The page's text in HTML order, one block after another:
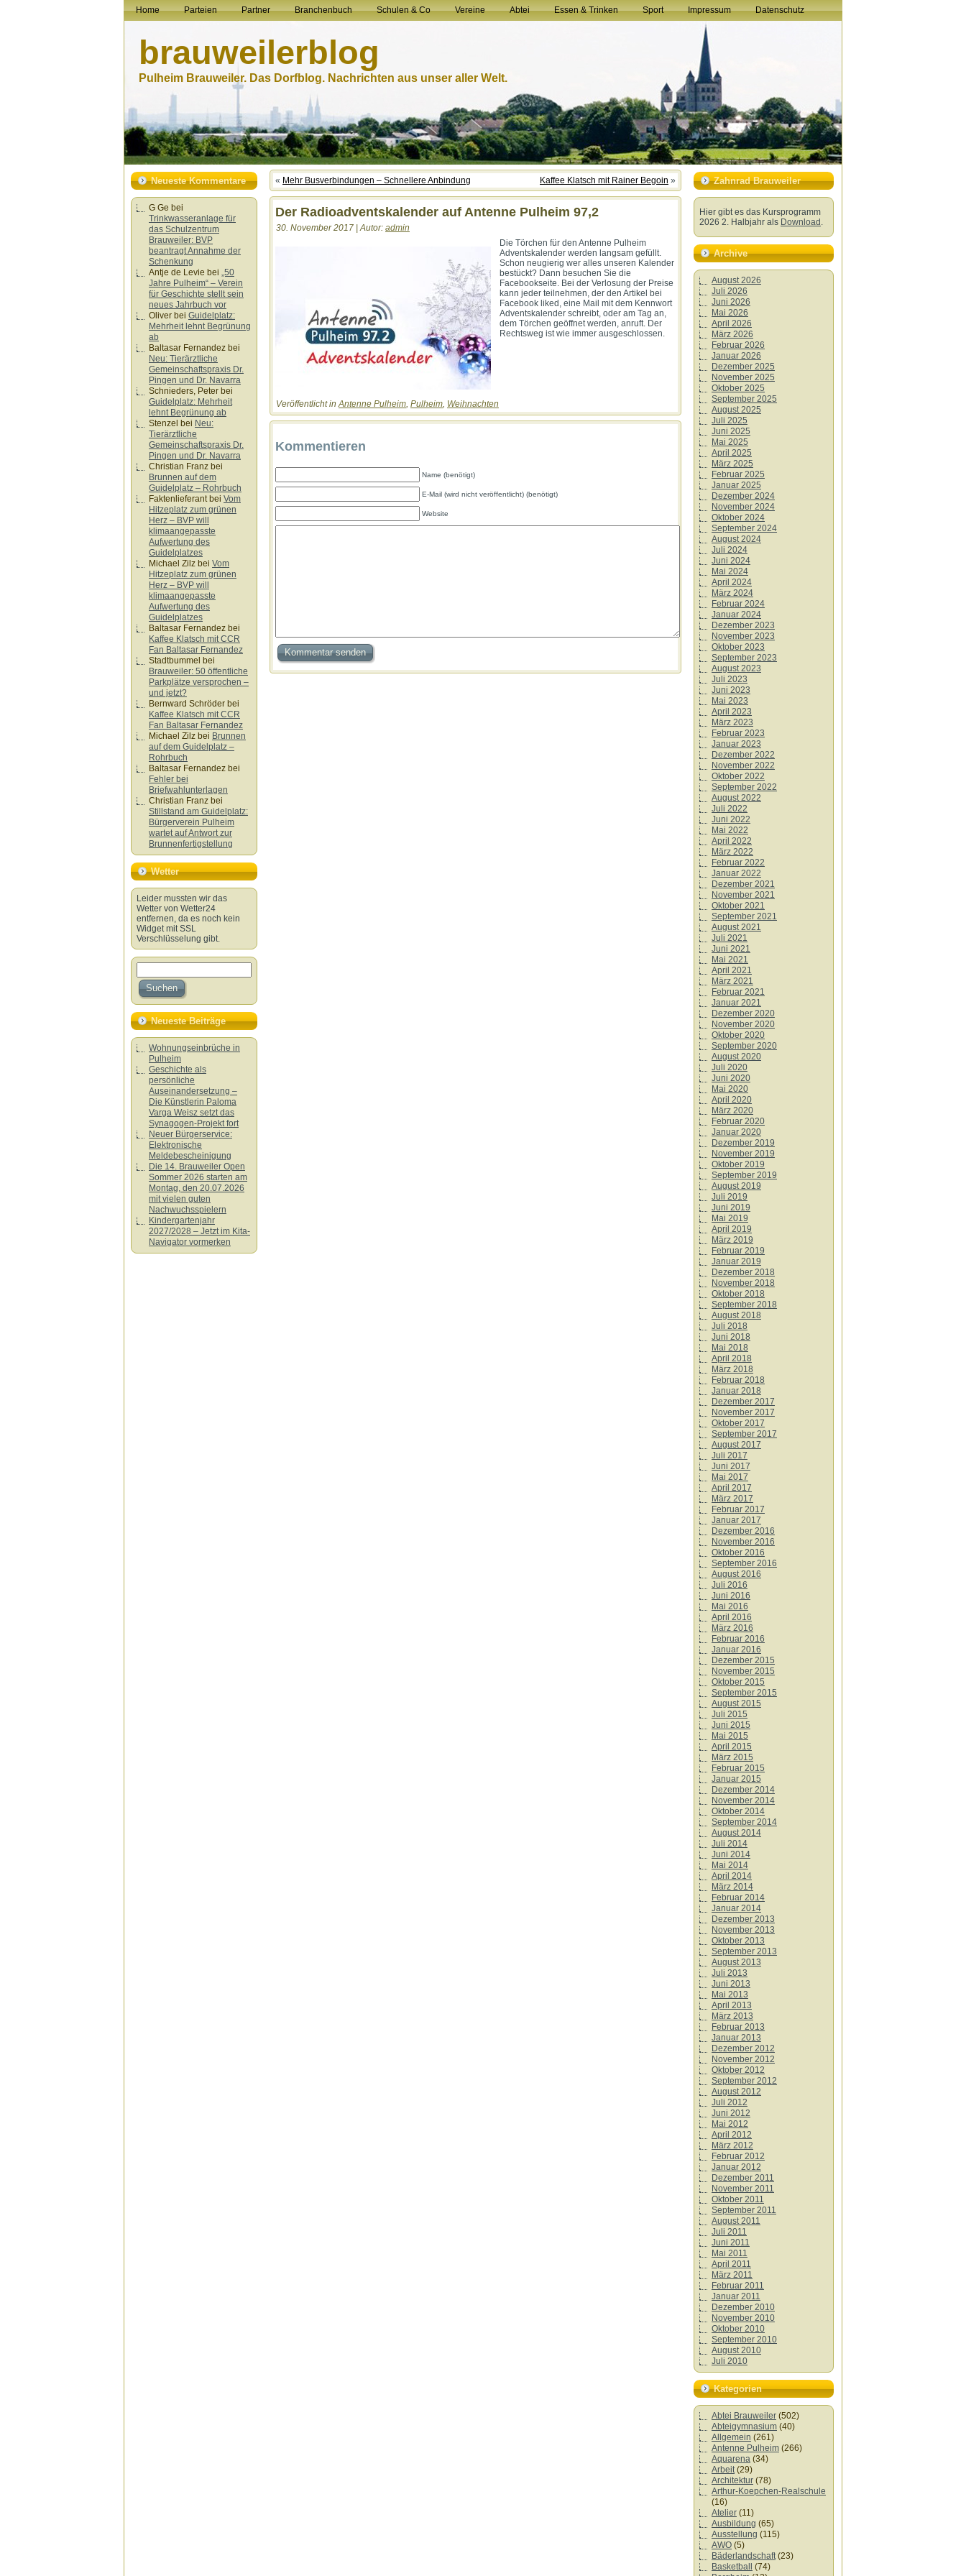
Home Parteien Partner Branchenbuch Schulen & Co Vereine Abtei Essen & Trinken Sport Impressum Datenschutz
brauweilerblog
Pulheim Brauweiler. Das Dorfblog. Nachrichten aus unser aller Welt.
Neueste Kommentare
G Ge bei
Trinkwasseranlage für
das Schulzentrum
Brauweiler: BVP
beantragt Annahme der
Schenkung
Antje de Levie bei „50
Jahre Pulheim“ – Verein
für Geschichte stellt sein
neues Jahrbuch vor
Oliver bei Guidelplatz:
Mehrheit lehnt Begrünung
ab
Baltasar Fernandez bei
Neu: Tierärztliche
Gemeinschaftspraxis Dr.
Pingen und Dr. Navarra
Schnieders, Peter bei
Guidelplatz: Mehrheit
lehnt Begrünung ab
Stenzel bei Neu:
Tierärztliche
Gemeinschaftspraxis Dr.
Pingen und Dr. Navarra
Christian Franz bei
Brunnen auf dem
Guidelplatz – Rohrbuch
Faktenlieferantbei Vom
Hitzeplatz zum grünen
Herz – BVP will
klimaangepasste
Aufwertung des
Guidelplatzes
Michael Zilz bei Vom
Hitzeplatz zum grünen
Herz – BVP will
klimaangepasste
Aufwertung des
Guidelplatzes
Baltasar Fernandez bei
Kaffee Klatsch mit CCR
Fan Baltasar Fernandez
Stadtbummel bei
Brauweiler: 50 öffentliche
Parkplätze versprochen –
und jetzt?
Bernward Schröder bei
Kaffee Klatsch mit CCR
Fan Baltasar Fernandez
Michael Zilz bei Brunnen
auf dem Guidelplatz –
Rohrbuch
Baltasar Fernandez bei
Fehler bei
Briefwahlunterlagen
Christian Franz bei
Stillstand am Guidelplatz:
Bürgerverein Pulheim
wartet auf Antwort zur
Brunnenfertigstellung
Wetter
Leider mussten wir das
Wetter von Wetter24
entfernen, da es noch kein
Widget mit SSL
Verschlüsselung gibt.
Neueste Beiträge
Wohnungseinbrüche in
Pulheim
Geschichte als
persönliche
Auseinandersetzung –
Die Künstlerin Paloma
Varga Weisz setzt das
Synagogen-Projekt fort
Neuer Bürgerservice:
Elektronische
Meldebescheinigung
Die 14. Brauweiler Open
Sommer 2026 starten am
Montag, den 20.07.2026
mit vielen guten
Nachwuchsspielern
Kindergartenjahr
2027/2028 – Jetzt im Kita-
Navigator vormerken
« Mehr Busverbindungen – Schnellere Anbindung Kaffee Klatsch mit Rainer Begoin »
Der Radioadventskalender auf Antenne Pulheim 97,2
30. November 2017 | Autor: admin
Die Törchen für den Antenne Pulheim
Adventskalender werden langsam gefüllt.
Schon neugierig wer alles unseren Kalender
bestückt? Dann besuchen Sie die
Facebookseite. Bei der Verlosung der Preise
kann jeder teilnehmen, der den Artikel bei
Facebook liked, eine Mail mit dem Kennwort
Adventskalender schreibt, oder am Tag an,
dem Törchen geöffnet werden, anruft. Der
Rechtsweg ist wie immer ausgeschlossen.
Veröffentlicht inAntenne Pulheim, Pulheim, Weihnachten
Kommentieren
Name (benötigt)
E-Mail (wird nicht veröffentlicht) (benötigt)
Website
Zahnrad Brauweiler
Hier gibt es das Kursprogramm
2026 2. Halbjahr als Download .
Archive
August 2026
Juli 2026
Juni 2026
Mai 2026
April 2026
März 2026
Februar 2026
Januar 2026
Dezember 2025
November 2025
Oktober 2025
September 2025
August 2025
Juli 2025
Juni 2025
Mai 2025
April 2025
März 2025
Februar 2025
Januar 2025
Dezember 2024
November 2024
Oktober 2024
September 2024
August 2024
Juli 2024
Juni 2024
Mai 2024
April 2024
März 2024
Februar 2024
Januar 2024
Dezember 2023
November 2023
Oktober 2023
September 2023
August 2023
Juli 2023
Juni 2023
Mai 2023
April 2023
März 2023
Februar 2023
Januar 2023
Dezember 2022
November 2022
Oktober 2022
September 2022
August 2022
Juli 2022
Juni 2022
Mai 2022
April 2022
März 2022
Februar 2022
Januar 2022
Dezember 2021
November 2021
Oktober 2021
September 2021
August 2021
Juli 2021
Juni 2021
Mai 2021
April 2021
März 2021
Februar 2021
Januar 2021
Dezember 2020
November 2020
Oktober 2020
September 2020
August 2020
Juli 2020
Juni 2020
Mai 2020
April 2020
März 2020
Februar 2020
Januar 2020
Dezember 2019
November 2019
Oktober 2019
September 2019
August 2019
Juli 2019
Juni 2019
Mai 2019
April 2019
März 2019
Februar 2019
Januar 2019
Dezember 2018
November 2018
Oktober 2018
September 2018
August 2018
Juli 2018
Juni 2018
Mai 2018
April 2018
März 2018
Februar 2018
Januar 2018
Dezember 2017
November 2017
Oktober 2017
September 2017
August 2017
Juli 2017
Juni 2017
Mai 2017
April 2017
März 2017
Februar 2017
Januar 2017
Dezember 2016
November 2016
Oktober 2016
September 2016
August 2016
Juli 2016
Juni 2016
Mai 2016
April 2016
März 2016
Februar 2016
Januar 2016
Dezember 2015
November 2015
Oktober 2015
September 2015
August 2015
Juli 2015
Juni 2015
Mai 2015
April 2015
März 2015
Februar 2015
Januar 2015
Dezember 2014
November 2014
Oktober 2014
September 2014
August 2014
Juli 2014
Juni 2014
Mai 2014
April 2014
März 2014
Februar 2014
Januar 2014
Dezember 2013
November 2013
Oktober 2013
September 2013
August 2013
Juli 2013
Juni 2013
Mai 2013
April 2013
März 2013
Februar 2013
Januar 2013
Dezember 2012
November 2012
Oktober 2012
September 2012
August 2012
Juli 2012
Juni 2012
Mai 2012
April 2012
März 2012
Februar 2012
Januar 2012
Dezember 2011
November 2011
Oktober 2011
September 2011
August 2011
Juli 2011
Juni 2011
Mai 2011
April 2011
März 2011
Februar 2011
Januar 2011
Dezember 2010
November 2010
Oktober 2010
September 2010
August 2010
Juli 2010
Kategorien
Abtei Brauweiler (502)
Abteigymnasium (40)
Allgemein (261)
Antenne Pulheim (266)
Aquarena (34)
Arbeit(29)
Architektur (78)
Arthur-Koepchen-Realschule
(16)
Atelier (11)
Ausbildung (65)
Ausstellung (115)
AWO (5)
Bäderlandschaft(23)
Basketball
(74)